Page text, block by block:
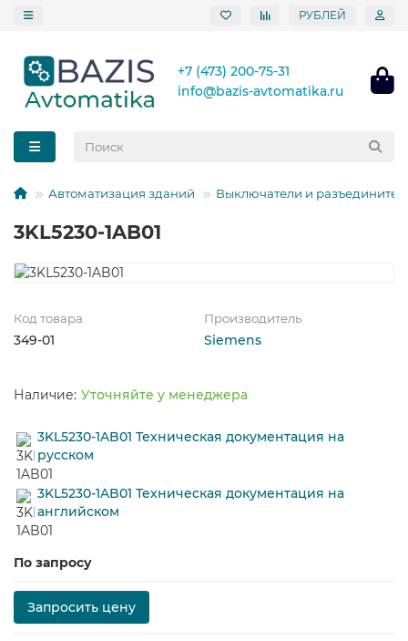
РУБЛЕЙ
+7 (473) 200-75-31
info@bazis-avtomatika.ru
Автоматизация зданий Выключатели и
3KL5230-1AB01
Код товара
349-01
Производитель
Siemens
Уточняйте у менеджера
3KL5230-1AB01 Техническая документация на
русском
3KL5230-1AB01 Техническая документация на
английском
По запросу
Запросить цену